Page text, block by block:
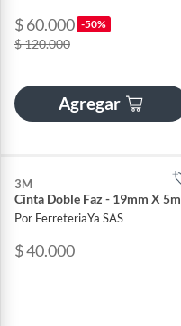
$ 60.000 -50%
$ 120.000
Agregar
3M
Cinta Doble Faz - 19mm X 5m
Por FerreteriaYa SAS
$ 40.000